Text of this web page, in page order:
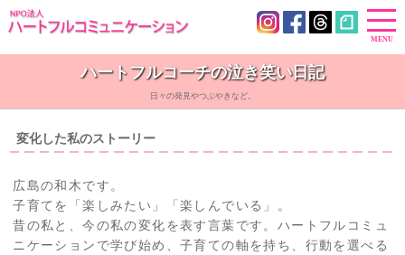
ハートフルコーチの泣き笑い日記
日々の発見やつぶやきなど。
変化した私のストーリー
広島の和木です。
子育てを「楽しみたい」「楽しんでいる」。
昔の私と、今の私の変化を表す言葉です。ハートフルコミュ
ニケーションで学び始め、子育ての軸を持ち、行動を選べる